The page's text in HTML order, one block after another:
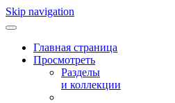
Skip navigation
Главная страница
Просмотреть
Разделы
и коллекции